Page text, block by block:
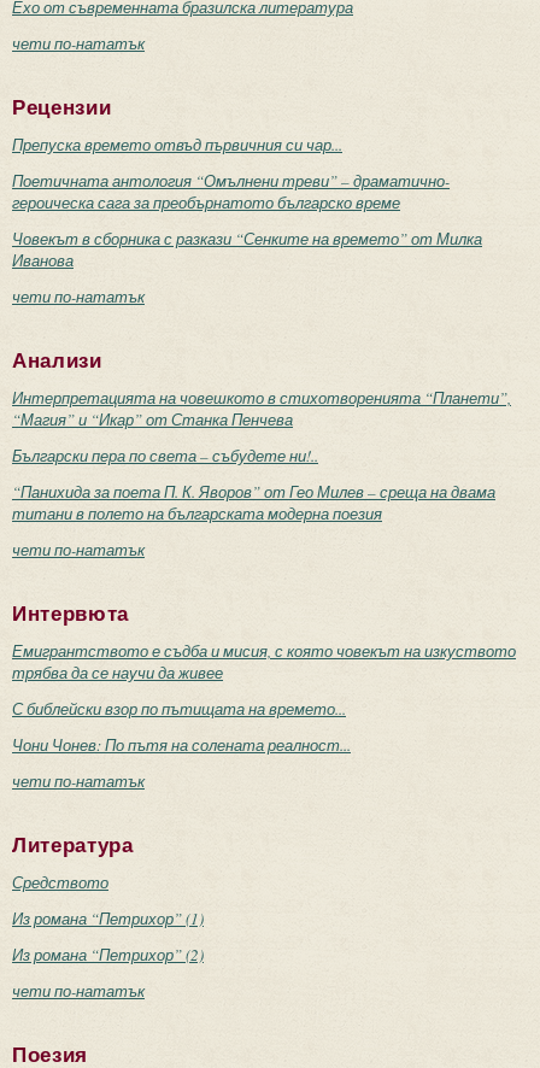
Ехо от съвременната бразилска литература
чети по-нататък
Рецензии
Препуска времето отвъд първичния си чар...
Поетичната антология “Омълнени треви” – драматично-
героическа сага за преобърнатото българско време
Човекът в сборника с разкази “Сенките на времето” от Милка
Иванова
чети по-нататък
Анализи
Интерпретацията на човешкото в стихотворенията “Планети”,
“Магия” и “Икар” от Станка Пенчева
Български пера по света – събудете ни!..
“Панихида за поета П. К. Яворов” от Гео Милев – среща на двама
титани в полето на българската модерна поезия
чети по-нататък
Интервюта
Емигрантството е съдба и мисия, с която човекът на изкуството
трябва да се научи да живее
С библейски взор по пътищата на времето...
Чони Чонев: По пътя на солената реалност...
чети по-нататък
Литература
Средството
Из романа “Петрихор” (1)
Из романа “Петрихор” (2)
чети по-нататък
Поезия